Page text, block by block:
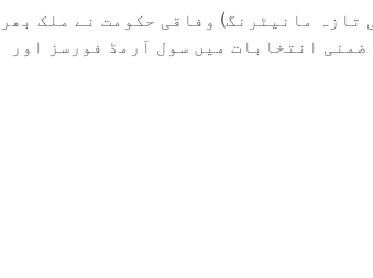
تازہ مانیٹرنگ) وفاقی حکومت نے ملک بھر
انتخابات میں سول آرمڈ فورسز اور